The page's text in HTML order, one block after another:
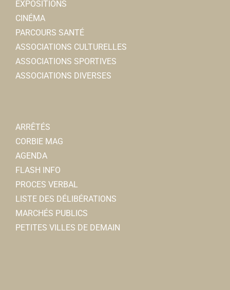
EXPOSITIONS
CINÉMA
PARCOURS SANTÉ
ASSOCIATIONS CULTURELLES
ASSOCIATIONS SPORTIVES
ASSOCIATIONS DIVERSES
ARRÊTÉS
CORBIE MAG
AGENDA
FLASH INFO
PROCES VERBAL
LISTE DES DÉLIBÉRATIONS
MARCHÉS PUBLICS
PETITES VILLES DE DEMAIN